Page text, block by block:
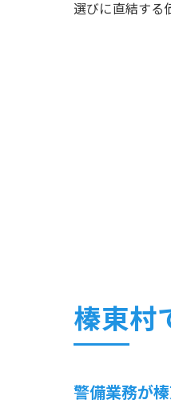
選びに直結する
榛東村
警備業務が